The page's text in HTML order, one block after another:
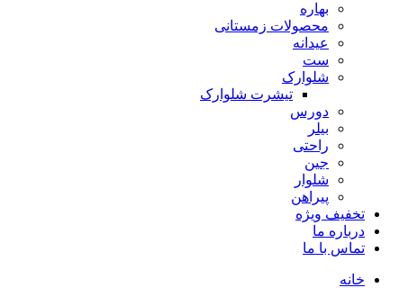
بهاره
محصولات زمستانی
عیدانه
ست
شلوارک
تیشرت شلوارک
دورس
بیلر
راحتی
جین
شلوار
پیراهن
تخفیف ویژه
درباره ما
تماس با ما
خانه